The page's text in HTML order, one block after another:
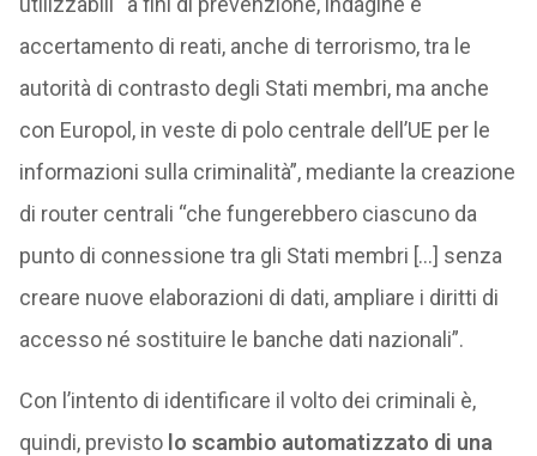
accertamento di reati, anche di terrorismo, tra le
autorità di contrasto degli Stati membri, ma anche
con Europol, in veste di polo centrale dell’UE per le
informazioni sulla criminalità”, mediante la creazione
di router centrali “che fungerebbero ciascuno da
punto di connessione tra gli Stati membri […] senza
creare nuove elaborazioni di dati, ampliare i diritti di
accesso né sostituire le banche dati nazionali”.
Con l’intento di identificare il volto dei criminali è,
quindi, previsto lo scambio automatizzato di una